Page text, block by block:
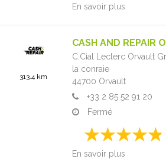
En savoir plus
313.4 km
CASH AND REPAIR
C.Cial Leclerc Orvault
la conraie
44700 Orvault
+33 2 85 52 91 20
Fermé
En savoir plus